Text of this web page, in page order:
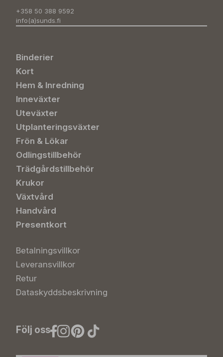
+358 50 388 9592
info(a)sunds.fi
Binderier
Kort
Hem & Inredning
Inneväxter
Uteväxter
Utplanteringsväxter
Frön & Lökar
Odlingstillbehör
Trädgårdstillbehör
Krukor
Växtvård
Handvård
Presentkort
Betalningsvillkor
Leveransvillkor
Retur
Dataskyddsbeskrivning
Följ oss